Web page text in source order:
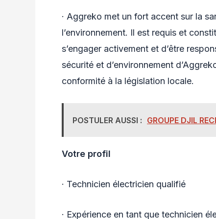
· Aggreko met un fort accent sur la
l’environnement. Il est requis et
s’engager activement et d’être
sécurité et d’environnement
conformité à la législation locale.
POSTULER AUSSI : GROUPE DJIL
Votre profil
· Technicien électricien qualifié
· Expérience en tant que technicien